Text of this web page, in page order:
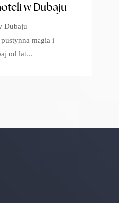
w Dubaju
Dubaju –
magia i
od lat...